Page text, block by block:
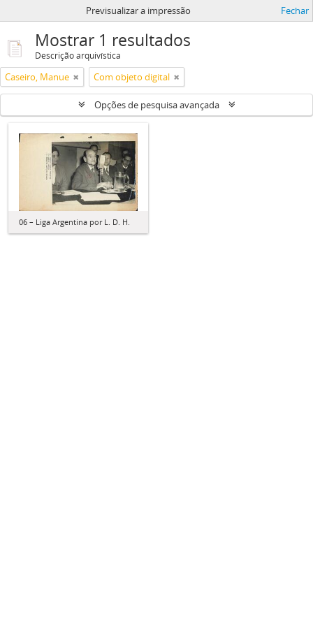
Previsualizar a impressão Fechar
Mostrar 1 resultados
Descrição arquivística
Caseiro, Manue Com objeto digital
Opções de pesquisa avançada
06 – Liga Argentina por L. D. H.